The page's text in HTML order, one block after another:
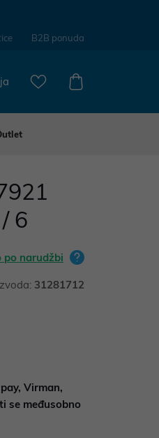
B2B ponuda
6
po narudžbi
31281712
Virman,
se međusobno